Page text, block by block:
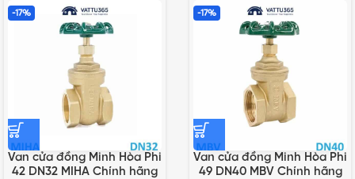
-17%
Van cửa đồng Minh Hòa Phi
42 DN32 MIHA Chính hãng
-17%
Van cửa đồng Minh Hòa Phi
49 DN40 MBV Chính hãng